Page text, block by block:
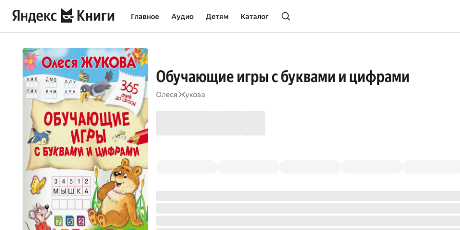
Главное Аудио Детям Каталог
Обучающие игры с буквами и цифрами
Олеся Жукова